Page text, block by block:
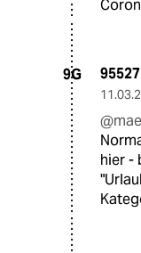
9G
hier -